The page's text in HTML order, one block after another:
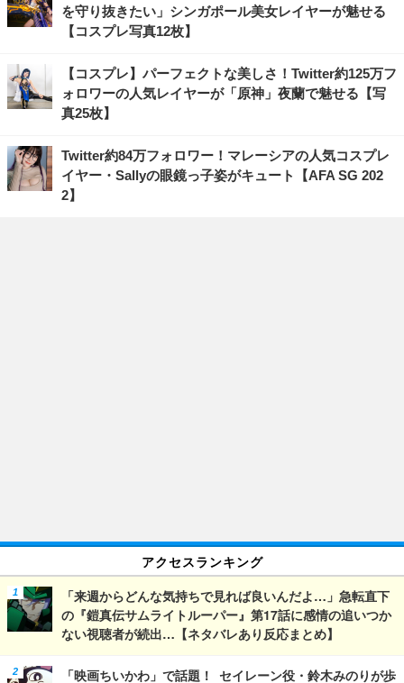
を守り抜きたい」シンガポール美女レイヤーが魅せる
【コスプレ写真12枚】
【コスプレ】パーフェクトな美しさ！Twitter約125万フ
ォロワーの人気レイヤーが「原神」夜蘭で魅せる【写
真25枚】
Twitter約84万フォロワー！マレーシアの人気コスプレ
イヤー・Sallyの眼鏡っ子姿がキュート【AFA SG 202
2】
アクセスランキング
「来週からどんな気持ちで見れば良いんだよ…」急転直下
の『鎧真伝サムライトルーパー』第17話に感情の追いつか
ない視聴者が続出…【ネタバレあり反応まとめ】
「映画ちいかわ」で話題！ セイレーン役・鈴木みのりが歩